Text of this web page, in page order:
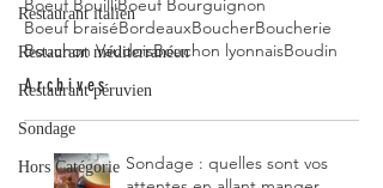
Restaurant italien
Restaurant méditerranéen
Restaurant péruvien
Sondage
Hors Catégorie
Boeuf BouilliBoeuf Bourguignon
Boeuf braiséBordeauxBoucherBoucherie
Bouchon VaudoisBouchon lyonnaisBoudin
Archives
Sondage : quelles sont vos